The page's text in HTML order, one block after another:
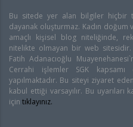
Bu sitede yer alan bilgiler hiçbir
dayanak oluşturmaz. Kadın
amaçlı kişisel blog niteliğinde,
nitelikte olmayan bir web
Fatih Adanacıoğlu
Cerrahi işlemler SGK kapsamı
yapılmaktadır. Bu siteyi ziyaret
kabul ettiği varsayılır. Bu uyarıları
için tıklayınız.